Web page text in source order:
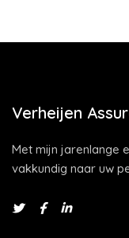
Verheijen
Met mijn jarenlange
vakkundig naar uw